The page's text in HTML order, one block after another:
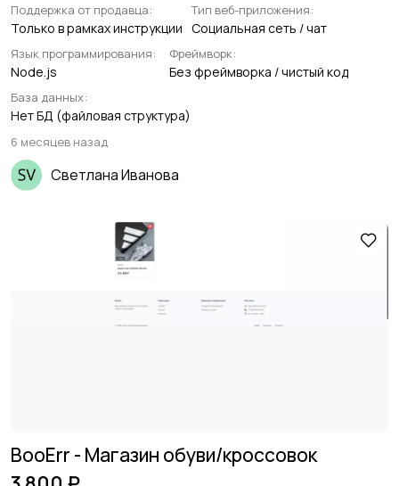
Поддержка от продавца:
Только в рамках инструкции
Тип веб-приложения:
Социальная сеть / чат
Язык программирования:
Node.js
Фреймворк:
Без фреймворка / чистый код
База данных:
Нет БД (файловая структура)
6 месяцев назад
Светлана Иванова
BooErr - Магазин обуви/кроссовок